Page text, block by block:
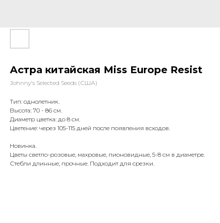
Астра китайская Miss Europe Resist
Johnny's Selected Seeds (США)
Тип: однолетник.
Высота: 70 - 86 см.
Диаметр цветка: до 8 см.
Цветение: через 105-115 дней после появления всходов.
Новинка.
Цветы светло-розовые, махровые, пионовидные, 5-8 см в диаметре.
Стебли длинные, прочные. Подходит для срезки.